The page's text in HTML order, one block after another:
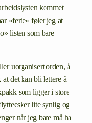
kommet
«ferie» føler jeg at
listen som bare
uorganisert orden, å
det kan bli lettere å
som ligger i store
lite synlig og
når jeg bare må ha